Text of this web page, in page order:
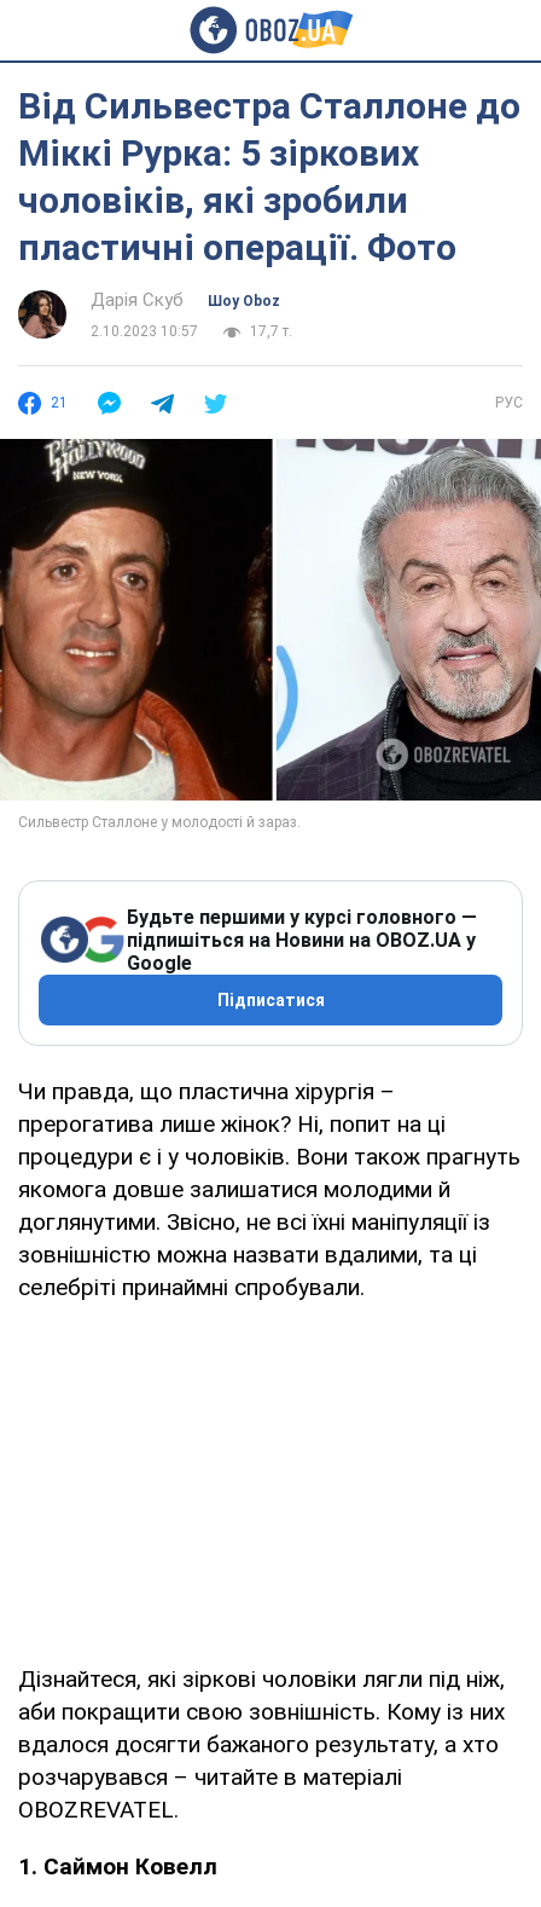
Від Сильвестра Сталлоне до
Міккі Рурка: 5 зіркових
чоловіків, які зробили
пластичні операції. Фото
Дарія Скуб
Шоу Oboz
2.10.2023 10:57
17,7 т.
21 РУС
Будьте першими у курсі головного —
підпишіться на Новини на OBOZ.UA у
Google
Підписатися
Чи правда, що пластична хірургія –
прерогатива лише жінок? Ні, попит на ці
процедури є і у чоловіків. Вони також прагнуть
якомога довше залишатися молодими й
доглянутими. Звісно, не всі їхні маніпуляції із
зовнішністю можна назвати вдалими, та ці
селебріті принаймні спробували.
Дізнайтеся, які зіркові чоловіки лягли під ніж,
аби покращити свою зовнішність. Кому із них
вдалося досягти бажаного результату, а хто
розчарувався – читайте в матеріалі
OBOZREVATEL.
1. Саймон Ковелл